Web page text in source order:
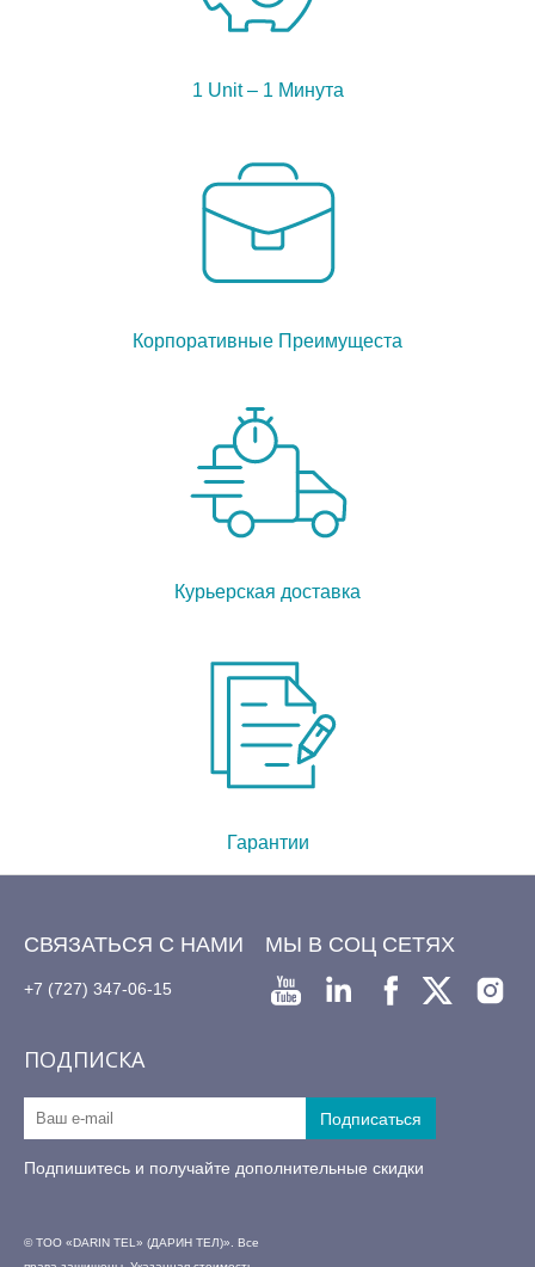
1 Unit – 1 Минута
Корпоративные Преимущеста
Курьерская доставка
Гарантии
СВЯЗАТЬСЯ С НАМИ
+7 (727) 347-06-15
МЫ В СОЦ СЕТЯХ
ПОДПИСКА
Подпишитесь и получайте дополнительные скидки
© ТОО «DARIN TEL» (ДАРИН ТЕЛ)». Все